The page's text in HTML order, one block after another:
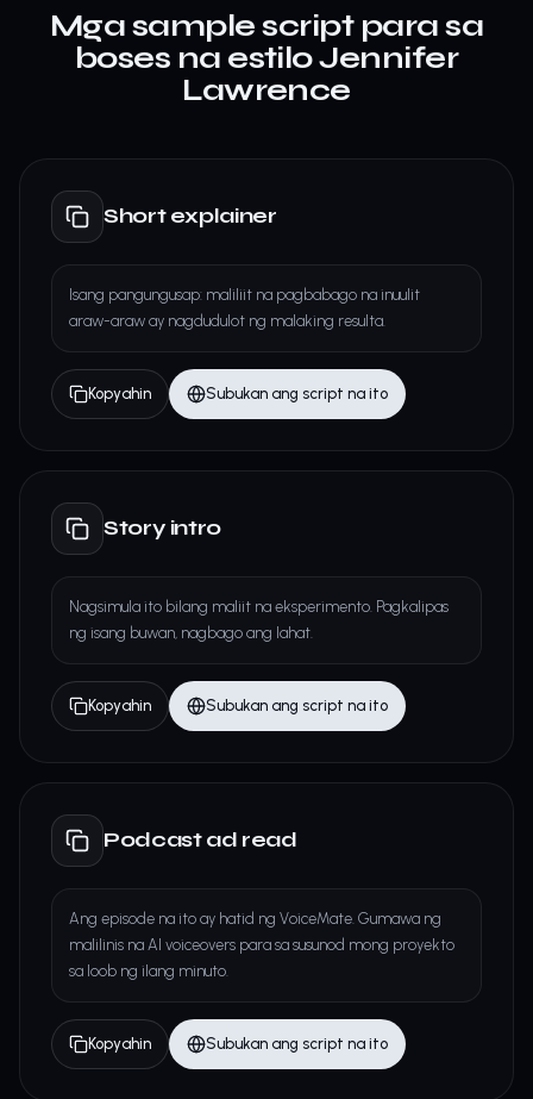
Mga sample script para sa
boses na estilo Jennifer
Lawrence
Short explainer
Isang pangungusap: maliliit na pagbabago na inuulit
araw-araw ay nagdudulot ng malaking resulta.
Kopyahin Subukan ang script na ito
Story intro
Nagsimula ito bilang maliit na eksperimento. Pagkalipas
ng isang buwan, nagbago ang lahat.
Kopyahin Subukan ang script na ito
Podcast ad read
Ang episode na ito ay hatid ng VoiceMate. Gumawa ng
malilinis na AI voiceovers para sa susunod mong proyekto
sa loob ng ilang minuto.
Kopyahin Subukan ang script na ito